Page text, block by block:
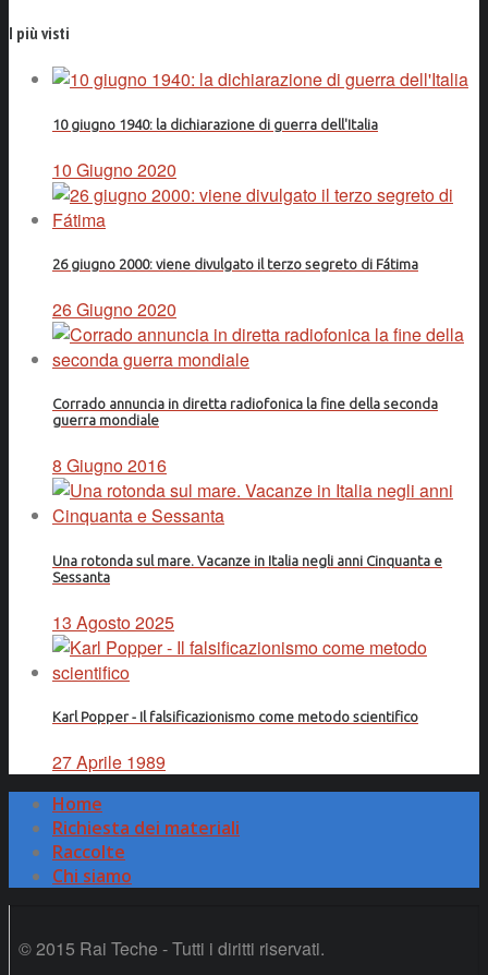
I più visti
10 giugno 1940: la dichiarazione di guerra dell'Italia
10 Giugno 2020
26 giugno 2000: viene divulgato il terzo segreto di Fátima
26 Giugno 2020
Corrado annuncia in diretta radiofonica la fine della seconda
guerra mondiale
8 Giugno 2016
Una rotonda sul mare. Vacanze in Italia negli anni Cinquanta e
Sessanta
13 Agosto 2025
Karl Popper - Il falsificazionismo come metodo scientifico
27 Aprile 1989
Home
Richiesta dei materiali
Raccolte
Chi siamo
© 2015 Rai Teche - Tutti i diritti riservati.